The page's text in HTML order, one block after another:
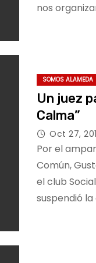
nos
SOMOS ALAMEDA
Un juez
Calma”
Oct 27,
Por el
Común,
el club
suspendió la